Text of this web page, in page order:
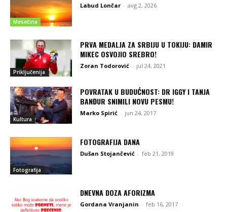
Mesečina
Labud Lončar - avg 2, 2026
Priključenija
PRVA MEDALJA ZA SRBIJU U TOKIJU: DAMIR
MIKEC OSVOJIO SREBRO!
Zoran Todorović - jul 24, 2021
Kultura
POVRATAK U BUDUĆNOST: DR IGGY I TANJA
BANĐUR SNIMILI NOVU PESMU!
Marko Spirić - jun 24, 2017
Fotografija
FOTOGRAFIJA DANA
Dušan Stojančević - feb 21, 2019
DNEVNA DOZA AFORIZMA
Gordana Vranjanin - feb 16, 2017